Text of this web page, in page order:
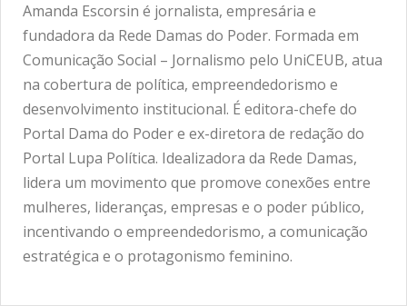
Amanda Escorsin é jornalista, empresária e
fundadora da Rede Damas do Poder. Formada em
Comunicação Social – Jornalismo pelo UniCEUB, atua
na cobertura de política, empreendedorismo e
desenvolvimento institucional. É editora-chefe do
Portal Dama do Poder e ex-diretora de redação do
Portal Lupa Política. Idealizadora da Rede Damas,
lidera um movimento que promove conexões entre
mulheres, lideranças, empresas e o poder público,
incentivando o empreendedorismo, a comunicação
estratégica e o protagonismo feminino.